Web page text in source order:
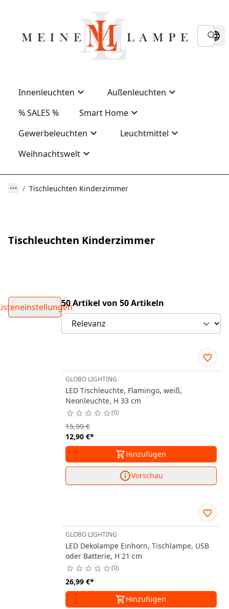
Innenleuchten
Außenleuchten
% SALES %
Smart Home
Gewerbeleuchten
Leuchtmittel
Weihnachtswelt
Tischleuchten Kinderzimmer
Tischleuchten Kinderzimmer
50 Artikel von 50 Artikeln
GLOBO LIGHTING
LED Tischleuchte, Flamingo, weiß,
Neonleuchte, H 33 cm
0
12,90 €*
15,99 €
Hinzufügen
Vorschau
GLOBO LIGHTING
LED Dekolampe Einhorn, Tischlampe, USB
oder Batterie, H 21 cm
0
26,99 €*
Hinzufügen